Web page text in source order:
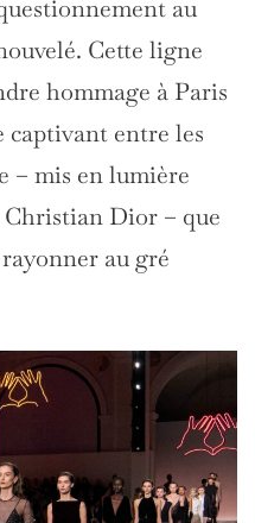
au
Cette ligne
hommage à Paris
captivant entre les
– mis en lumière
Christian Dior – que
au gré